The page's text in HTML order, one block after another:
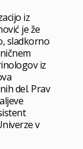
iz
je že
sladkorno
iz
del. Prav
v